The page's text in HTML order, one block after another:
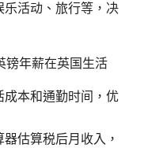
活动、旅行等，决
镑年薪在英国生活
本和通勤时间，优
估算税后月收入，